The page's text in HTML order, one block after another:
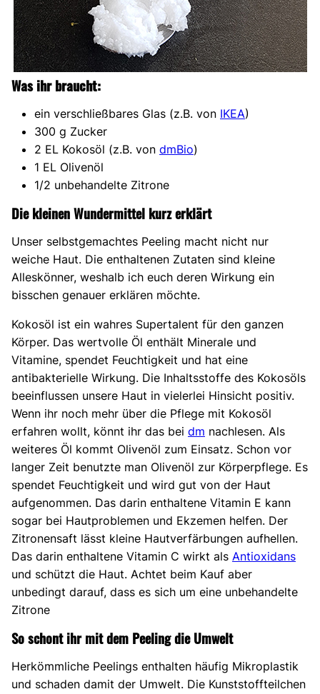
Was ihr braucht:
ein verschließbares Glas (z.B. von IKEA)
300 g Zucker
2 EL Kokosöl (z.B. von dmBio)
1 EL Olivenöl
1/2 unbehandelte Zitrone
Die kleinen Wundermittel kurz erklärt
Unser selbstgemachtes Peeling macht nicht nur
weiche Haut. Die enthaltenen Zutaten sind kleine
Alleskönner, weshalb ich euch deren Wirkung ein
bisschen genauer erklären möchte.
Kokosöl ist ein wahres Supertalent für den ganzen
Körper. Das wertvolle Öl enthält Minerale und
Vitamine, spendet Feuchtigkeit und hat eine
antibakterielle Wirkung. Die Inhaltsstoffe des Kokosöls
beeinflussen unsere Haut in vielerlei Hinsicht positiv.
Wenn ihr noch mehr über die Pflege mit Kokosöl
erfahren wollt, könnt ihr das bei dm nachlesen. Als
weiteres Öl kommt Olivenöl zum Einsatz. Schon vor
langer Zeit benutzte man Olivenöl zur Körperpflege. Es
spendet Feuchtigkeit und wird gut von der Haut
aufgenommen. Das darin enthaltene Vitamin E kann
sogar bei Hautproblemen und Ekzemen helfen. Der
Zitronensaft lässt kleine Hautverfärbungen aufhellen.
Das darin enthaltene Vitamin C wirkt als Antioxidans
und schützt die Haut. Achtet beim Kauf aber
unbedingt darauf, dass es sich um eine unbehandelte
Zitrone
So schont ihr mit dem Peeling die Umwelt
Herkömmliche Peelings enthalten häufig Mikroplastik
und schaden damit der Umwelt. Die Kunststoffteilchen